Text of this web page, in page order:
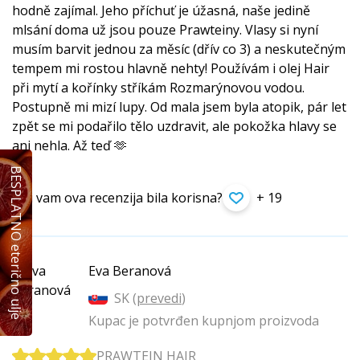
hodně zajímal. Jeho příchuť je úžasná, naše jedině
mlsání doma už jsou pouze Prawteiny. Vlasy si nyní
musím barvit jednou za měsíc (dřív co 3) a neskutečným
tempem mi rostou hlavně nehty! Používám i olej Hair
při mytí a kořínky stříkám Rozmarýnovou vodou.
Postupně mi mizí lupy. Od mala jsem byla atopik, pár let
zpět se mi podařilo tělo uzdravit, ale pokožka hlavy se
ani nehla. Až teď 🫶
Je li vam ova recenzija bila korisna? + 19
Eva Beranová
SK (prevedi)
Kupac je potvrđen kupnjom proizvoda
PRAWTEIN HAIR
BESPLATNO eterično ulje